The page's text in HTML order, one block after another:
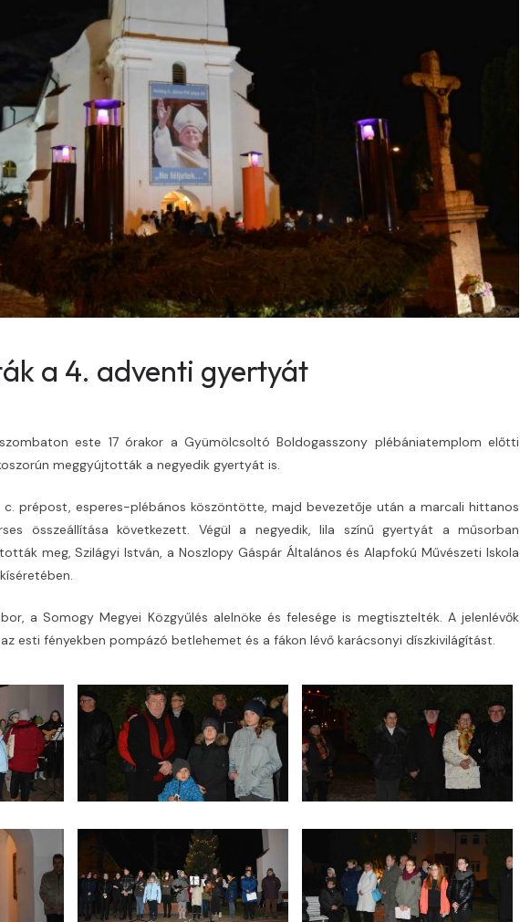
a 4. adventi gyertyát
este 17 órakor a Gyümölcsoltó Boldogasszony plébániatemplom előtti
meggyújtották a negyedik gyertyát is.
c. prépost, esperes-plébános köszöntötte, majd bevezetője után a marcali hittanos
összeállítása következett. Végül a negyedik, lila színű gyertyát a műsorban
meg, Szilágyi István, a Noszlopy Gáspár Általános és Alapfokú Művészeti Iskola
a Somogy Megyei Közgyűlés alelnöke és felesége is megtisztelték. A jelenlévők
esti fényekben pompázó betlehemet és a fákon lévő karácsonyi díszkivilágítást.